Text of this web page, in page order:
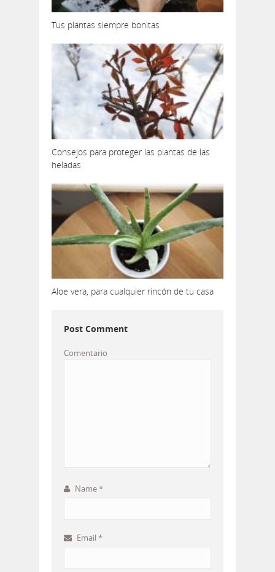
Tus plantas siempre bonitas
Consejos para proteger las plantas de las
heladas
Aloe vera, para cualquier rincón de tu casa
Post Comment
Comentario
Name*
Email *